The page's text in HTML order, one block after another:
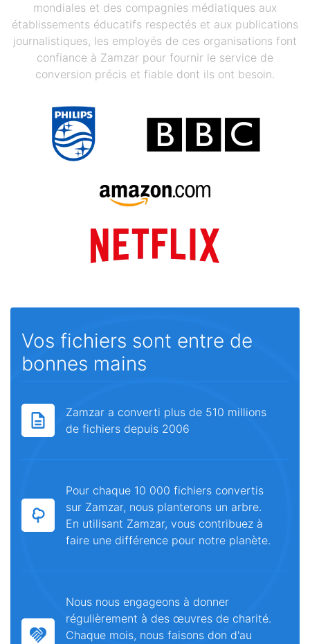
mondiales et des compagnies médiatiques aux
établissements éducatifs respectés et aux publications
journalistiques, les employés de ces organisations font
confiance à Zamzar pour fournir le service de
conversion précis et fiable dont ils ont besoin.
Vos fichiers sont entre de
bonnes mains
Zamzar a converti plus de 510 millions
de fichiers depuis 2006
Pour chaque 10 000 fichiers convertis
sur Zamzar, nous planterons un arbre.
En utilisant Zamzar, vous contribuez à
faire une différence pour notre planète.
Nous nous engageons à donner
régulièrement à des œuvres de charité.
Chaque mois, nous faisons don d'au